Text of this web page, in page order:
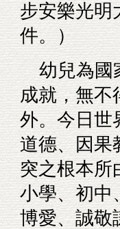
步安樂光明
件。）
幼兒為國
成就，無不
外。今日世
道德、因果
突之根本所
小學、初中
博愛、誠敬